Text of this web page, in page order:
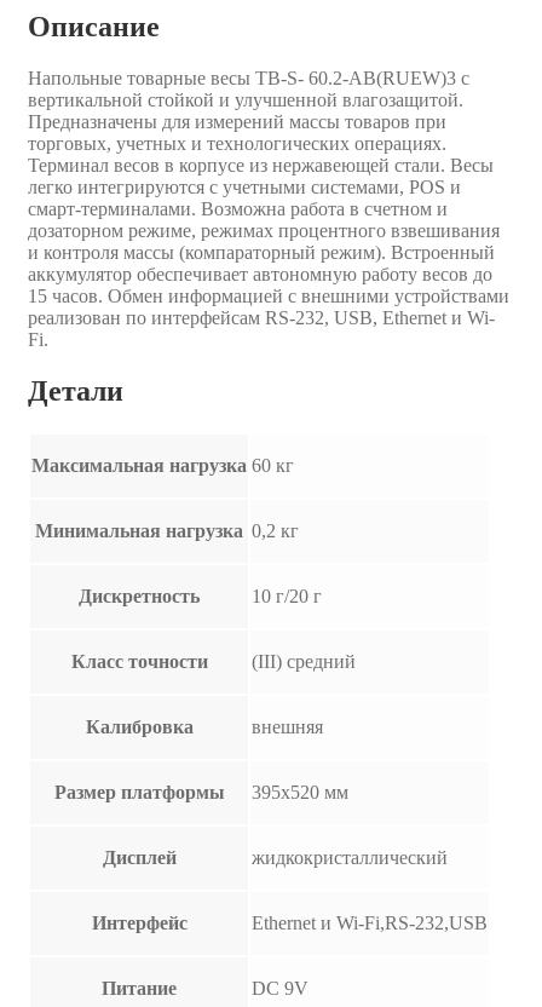
Описание
Напольные товарные весы TB-S- 60.2-АB(RUEW)3 с
вертикальной стойкой и улучшенной влагозащитой.
Предназначены для измерений массы товаров при
торговых, учетных и технологических операциях.
Терминал весов в корпусе из нержавеющей стали. Весы
легко интегрируются с учетными системами, POS и
смарт-терминалами. Возможна работа в счетном и
дозаторном режиме, режимах процентного взвешивания
и контроля массы (компараторный режим). Встроенный
аккумулятор обеспечивает автономную работу весов до
15 часов. Обмен информацией с внешними устройствами
реализован по интерфейсам RS-232, USB, Ethernet и Wi-
Fi.
Детали
Максимальная нагрузка 60 кг
Минимальная нагрузка 0,2 кг
Дискретность 10 г/20 г
Класс точности (III) средний
Калибровка внешняя
Размер платформы 395х520 мм
Дисплей жидкокристаллический
Интерфейс Ethernet и Wi-Fi,RS-232,USB
Питание DC 9V